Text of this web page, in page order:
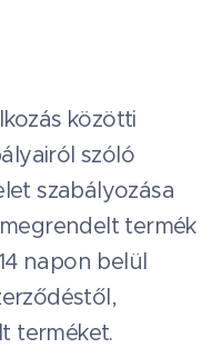
közötti
szóló
szabályozása
termék
napon belül
terméket.